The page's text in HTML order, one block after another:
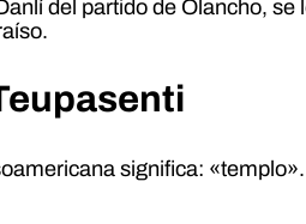
del partido de Olancho,
significa: